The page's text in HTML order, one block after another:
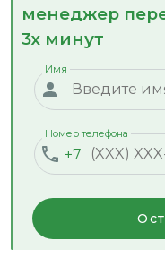
менеджер
3х минут
Имя
+7
Номер телефона